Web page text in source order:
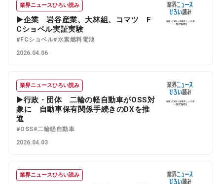
業界ニュースひろい読み
▶企業 岩谷産業、大林組、コマツ F
Cショベル実証実験
#FCショベル#水素燃料電池
2026.04.06
業界ニュースひろい読み
▶行政・団体 二輪の軽自動車がOSS対
象に 自動車保有関係手続きのDXを推
進
#OSS#二輪軽自動車
2026.04.03
業界ニュースひろい読み